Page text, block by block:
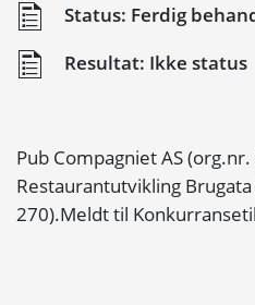
Status: Ferdig
Resultat: Ikke status
Pub Compagniet AS
Restaurantutvikling
270).Meldt til